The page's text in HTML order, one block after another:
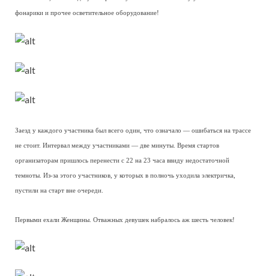
фонарики и прочее осветительное оборудование!
Заезд у каждого участника был всего один, что означало — ошибаться на трассе
не стоит. Интервал между участниками — две минуты. Время стартов
организаторам пришлось перенести с 22 на 23 часа ввиду недостаточной
темноты. Из-за этого участников, у которых в полночь уходила электричка,
пустили на старт вне очереди.
Первыми ехали Женщины. Отважных девушек набралось аж шесть человек!